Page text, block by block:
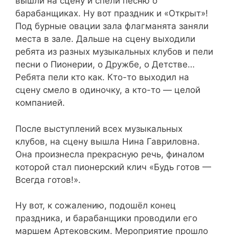
барабанщиках. Ну вот праздник и «Открыт»!
Под бурные овации зала флагманята заняли
места в зале. Дальше на сцену выходили
ребята из разных музыкальных клубов и пели
песни о Пионерии, о Дружбе, о Детстве…
Ребята пели кто как. Кто-то выходил на
сцену смело в одиночку, а кто-то — целой
компанией.
После выступлений всех музыкальных
клубов, на сцену вышла Нина Гавриловна.
Она произнесла прекрасную речь, финалом
которой стал пионерский клич «Будь готов —
Всегда готов!».
Ну вот, к сожалению, подошёл конец
праздника, и барабанщики проводили его
маршем Артековским. Мероприятие прошло